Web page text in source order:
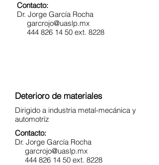
Contacto:
Dr. Jorge García Rocha
garcrojo@uaslp.mx
444 826 14 50 ext. 8228
Deterioro de materiales
Dirigido a industria metal-mecánica y
automotríz
Contacto:
Dr. Jorge García Rocha
garcrojo@uaslp.mx
444 826 14 50 ext. 8228